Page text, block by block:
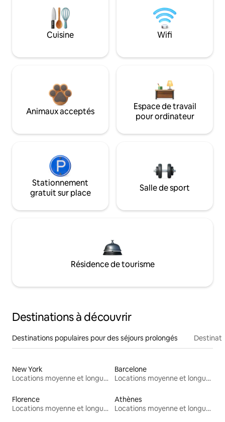
Cuisine Wifi
Animaux acceptés
Espace de travail
pour ordinateur
Stationnement
gratuit sur place
Salle de sport
Résidence de tourisme
Destinations à découvrir
Destinations populaires pour des séjours prolongés
New York
Locations moyenne et longue durée
Barcelone
Locations moyenne et longue durée
Florence
Locations moyenne et longue durée
Athènes
Locations moyenne et longue durée